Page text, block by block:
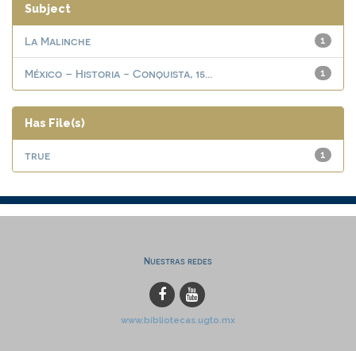
Subject
1
La Malinche
1
México – Historia - Conquista, 15...
Has File(s)
1
true
Nuestras redes
www.bibliotecas.ugto.mx